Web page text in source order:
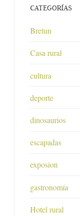
CATEGORÍAS
Bretun
Casa rural
cultura
deporte
dinosaurios
escapadas
exposion
gastronomía
Hotel rural